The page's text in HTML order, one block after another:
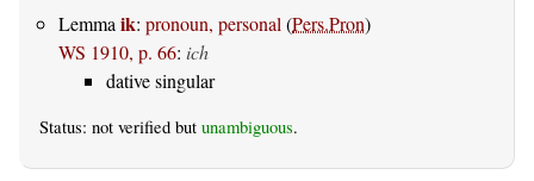
Lemma ik: pronoun, personal (Pers.Pron)
WS 1910, p. 66: ich
dative singular
Status: not verified but unambiguous.